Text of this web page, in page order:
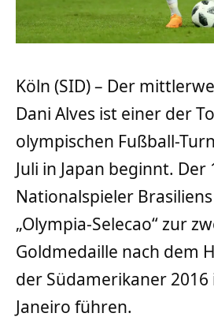
Köln (SID) – Der
Dani Alves ist einer der
olympischen Fußball-
Juli in Japan beginnt. Der
Nationalspieler
„Olympia-Selecao“ zur
Goldmedaille nach dem
der Südamerikaner 2016
Janeiro führen.